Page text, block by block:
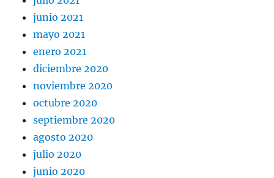
junio 2021
mayo 2021
enero 2021
diciembre 2020
noviembre 2020
octubre 2020
septiembre 2020
agosto 2020
julio 2020
junio 2020